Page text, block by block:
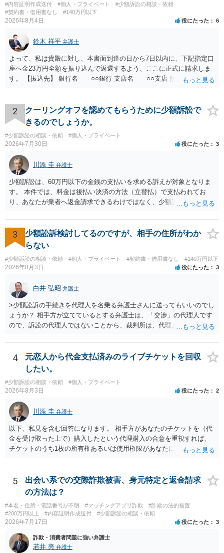
#内容証明作成送付 #個人・プライベート
#少額訴訟の相談・依頼
#契約書・借用書なし
#140万円以下
2026年8月4日 役にたった 6
鈴木 祥平 弁護士
よって、私は貴殿に対し、本書面到達の日から7日以内に、下記指定口
座へ金23万円全額を振り込んで返還するよう、ここに正式に請求しま
す。 【振込先】 銀行名 ○○銀行 支店名 ○○支店 預金種別 普通
されない場合には、貴殿には任意に返金する意思がないものと判断
し、やむを得ず、返還金23万円及びこれに対する遅延損害金の支払い
を求める民事訴訟、支払督促その他必要な法的手続を直ちに講じま
す。 その際には、訴訟に要する費用その他法令上認められる金員につ
いても併せて請求する予定ですので、あらかじめ申し添えます。 本件
は、貴殿自らが契約を解約したことによって生じた返還義務の履行を
求めるものにすぎません。貴殿の仕入先との取引関係や返金時期など
の内部事情は、私に対する返還義務の発生や履行時期には何ら影響を
及ぼすものではありません。 これ以上、本件の解決を不必要に遅延さ
せることなく、誠意をもって速やかに返金手続を履行されるよう、強
く求めます。 以上
2
クーリングオフを認めてもらうために少額訴訟で
きるのでしょうか。
#少額訴訟の相談・依頼 #個人・プライベート
2026年7月30日 役にたった 3
川添 圭 弁護士
少額訴訟は、60万円以下の金銭の支払いを求める訴えが対象となりま
す。 本件では、料金は後払い決済の方法（立替払）で支払われてお
り、あなたが業者へ返金請求できるわけではなく、少額訴訟は使えな
在確認請求訴訟を提起することも考えられますが、まずは後払い決済
業者へ（原契約のクーリング・オフの証拠の写しとともに）支払拒絶
の通知書を送り、もし訴訟や支払督促を行ってきた場合には全面的に
争う、というやり方がベターではないかと思います。弁護士会の相談
センター等で、消費者問題に強い弁護士（消費者保護委員会に所属し
ているなど）へ相談されることをお勧めします。
3
少額訟訴検討してるのですが、相手の住所がわか
らない
#少額訴訟の相談・依頼 #個人・プライベート #契約書・借用書なし #140万円以下
2026年8月3日 役にたった 3
白井 弘昭 弁護士
>少額訟訴の手続きを代理人を名乗る弁護士さんに送ってもいいのでし
ょうか？ 相手方が立てているとする弁護士は、「交渉」の代理人です
ので、訴訟の代理人ではないことから、裁判所は、代理人宛ての訴状
ている場合は、相手方（被告）の住所で訴状を作成提出し、裁判所に
代理人が就いていたことを知らせると（訴状の記載内容から明らかな
場合も）、裁判所が当該代理人弁護士に事前連絡し、引き続き訴訟も
受任するかを聞いたうえで、受任の意志が明らかになったところで、
直接被告に送達するのではなく、代理人に訴状の受領を促すこともあ
ります。 ラインのやり取りでしか証拠がないと、実際の本人性が明ら
かではありません。もちろん弁護士（２０万円の請求で代理人弁護士
に委任するかも疑わしいのですが）も住所は明らかにしないでしょ
う。 何か本人を示す事実（振込先などの情報）から、相手の住所等の
情報を割り出していくしかないように思えます。 以上、ご参考まで。
4
元恋人から代金支払済みのライブチケットを回収
したい。
#少額訴訟の相談・依頼 #個人・プライベート
2026年8月3日 役にたった 2
川添 圭 弁護士
以下、私見を含む回答になります。 相手方があなたのチケットを（代
金を受け取った上で）購入したという代理購入の合意を重視すれば、
チケットのうち1枚の所有権あるいは使用権限があなたにあり、チケッ
す。 一方、このチケット購入には「相手方と一緒に行く」という合意
も付随していたことを無視することができません。こちらを重視すれ
ば、交際を終了させたことにより「一緒に行く」という結果の実現に
重大な障害が発生しており、当然にチケットを引き渡すべきといえる
かは微妙であり、むしろ返金すべきとするのが当事者の合理的意思に
合致するのではないか、という判断に傾くことになると思います。 例
隣り合わせになることは避けたいという心理が働くことも無理からぬ
ところです。一方、チケットがエリア指定のアリーナ席であれば隣り
5
出会い系での交際詐欺被害、身元特定と返金請求
の方法は？
#本名・住所・電話番号が不明 #マッチングアプリ詐欺
#詐欺の法的措置
#200万円以上
#内容証明作成送付 #少額訴訟の相談・依頼
2026年7月17日 役にたった 3
詐欺・消費者問題に強い弁護士
若井 亮 弁護士